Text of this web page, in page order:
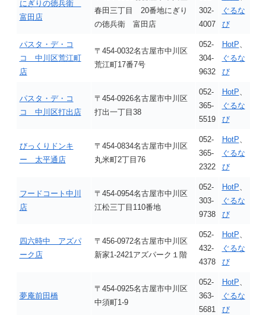
にぎりの徳兵衛
富田店
春田三丁目 20番地にぎり
の徳兵衛 富田店
302-
4007
ぐるな
び
パスタ・デ・コ
コ 中川区荒江町
店
〒454-0032名古屋市中川区
荒江町17番7号
052-
304-
9632
HotP、
ぐるな
び
パスタ・デ・コ
コ 中川区打出店
〒454-0926名古屋市中川区
打出一丁目38
052-
365-
5519
HotP、
ぐるな
び
びっくりドンキ
ー 太平通店
〒454-0834名古屋市中川区
丸米町2丁目76
052-
365-
2322
HotP、
ぐるな
び
フードコート中川
店
〒454-0954名古屋市中川区
江松三丁目110番地
052-
303-
9738
HotP、
ぐるな
び
四六時中 アズパ
ーク店
〒456-0972名古屋市中川区
新家1-2421アズパーク１階
052-
432-
4378
HotP、
ぐるな
び
夢庵前田橋
〒454-0925名古屋市中川区
中須町1-9
052-
363-
5681
HotP、
ぐるな
び